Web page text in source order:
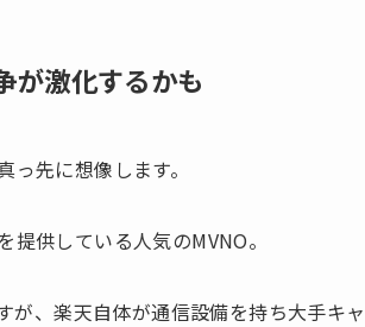
が激化するかも
先に想像します。
供している人気のMVNO。
、楽天自体が通信設備を持ち大手キ